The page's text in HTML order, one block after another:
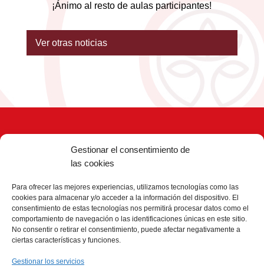
Gestionar el consentimiento de
las cookies
Para ofrecer las mejores experiencias, utilizamos tecnologías como las
cookies para almacenar y/o acceder a la información del dispositivo. El
consentimiento de estas tecnologías nos permitirá procesar datos como el
comportamiento de navegación o las identificaciones únicas en este sitio.
No consentir o retirar el consentimiento, puede afectar negativamente a
ciertas características y funciones.
Gestionar los servicios
¡Ánimo al resto de aulas participantes!
Ver otras noticias
Ética y Cumplimiento
Aviso Legal
Protección de Datos
Política de Cookies